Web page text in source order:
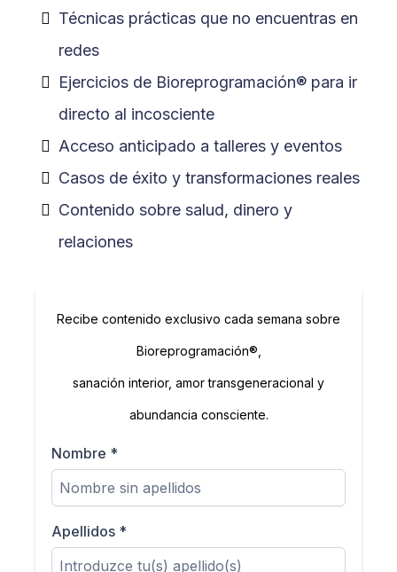
Técnicas prácticas que no encuentras en
redes
Ejercicios de Bioreprogramación® para ir
directo al incosciente
Acceso anticipado a talleres y eventos
Casos de éxito y transformaciones reales
Contenido sobre salud, dinero y
relaciones
Recibe contenido exclusivo cada semana sobre
Bioreprogramación®,
sanación interior, amor transgeneracional y
abundancia consciente.
Nombre *
Apellidos *